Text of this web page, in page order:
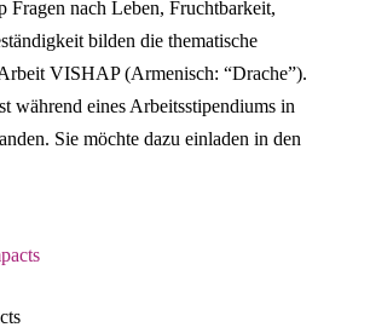
Fragen nach Leben, Fruchtbarkeit,
bilden die thematische
VISHAP (Armenisch: “Drache”).
während eines Arbeitsstipendiums in
Sie möchte dazu einladen in den